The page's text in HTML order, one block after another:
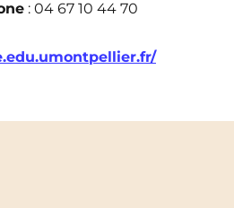
: 04 67 10 44 70